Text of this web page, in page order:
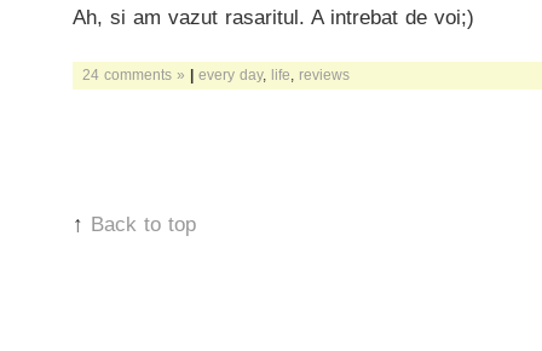
Ah, si am vazut rasaritul. A intrebat de voi;)
24 comments » | every day, life reviews
↑ Back to top